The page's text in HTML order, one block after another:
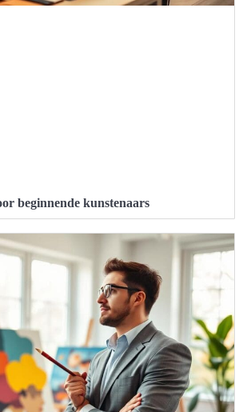
beginnende kunstenaars